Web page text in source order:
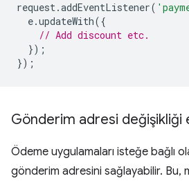
request.addEventListener(
e.updateWith({
// Add discount etc.
});
});
Gönderim adresi değişikliği
Ödeme uygulamaları isteğe bağlı
gönderim adresini sağlayabilir. Bu,